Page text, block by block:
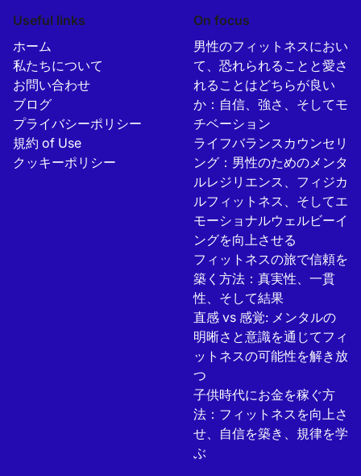
Useful links
ホーム
私たちについて
お問い合わせ
ブログ
プライバシーポリシー
規約 of Use
クッキーポリシー
On focus
男性のフィットネスにおい
て、恐れられることと愛さ
れることはどちらが良い
か：自信、強さ、そしてモ
チベーション
ライフバランスカウンセリ
ング：男性のためのメンタ
ルレジリエンス、フィジカ
ルフィットネス、そしてエ
モーショナルウェルビーイ
ングを向上させる
フィットネスの旅で信頼を
築く方法：真実性、一貫
性、そして結果
直感 vs 感覚: メンタルの
明晰さと意識を通じてフィ
ットネスの可能性を解き放
つ
子供時代にお金を稼ぐ方
法：フィットネスを向上さ
せ、自信を築き、規律を学
ぶ